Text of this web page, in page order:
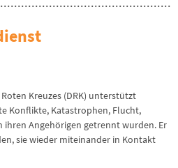
Kreuzes (DRK) unterstützt
Konflikte, Katastrophen, Flucht,
Angehörigen getrennt wurden. Er
sie wieder miteinander in Kontakt